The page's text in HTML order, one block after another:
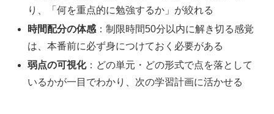
り、「何を重点的に勉強するか」が絞れる
時間配分の体感 ：制限時間50分以内に解き切る感覚
は、本番前に必ず身につけておく必要がある
弱点の可視化：どの単元・どの形式で点を落として
いるかが一目でわかり、次の学習計画に活かせる